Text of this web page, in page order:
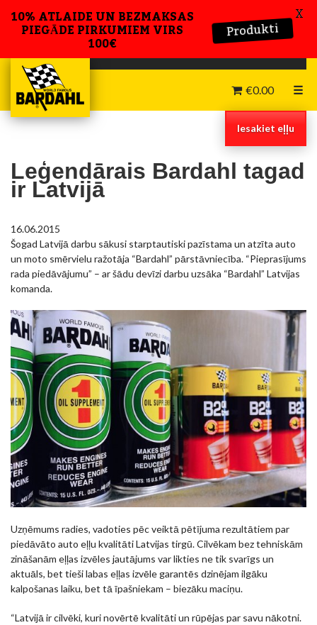
Iesakiet eļļu
€0.00 ☰
Leģendārais Bardahl tagad
ir Latvijā
16.06.2015
Šogad Latvijā darbu sākusi starptautiski pazīstama un atzīta auto
un moto smērvielu ražotāja “Bardahl” pārstāvniecība. “Pieprasījums
rada piedāvājumu” – ar šādu devīzi darbu uzsāka “Bardahl” Latvijas
komanda.
Uzņēmums radies, vadoties pēc veiktā pētījuma rezultātiem par
piedāvāto auto eļļu kvalitāti Latvijas tirgū. Cilvēkam bez tehniskām
zināšanām eļļas izvēles jautājums var likties ne tik svarīgs un
aktuāls, bet tieši labas eļļas izvēle garantēs dzinējam ilgāku
kalpošanas laiku, bet tā īpašniekam – biezāku maciņu.
“Latvijā ir cilvēki, kuri novērtē kvalitāti un rūpējas par savu nākotni.
10% ATLAIDE UN BEZMAKSAS
PIEGĀDE PIRKUMIEM VIRS
100€
Produkti
X